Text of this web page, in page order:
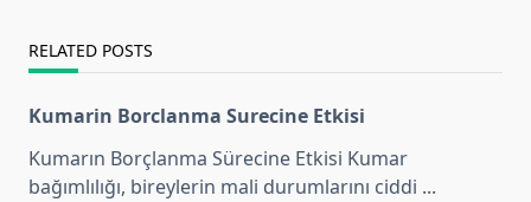
RELATED POSTS
Kumarin Borclanma Surecine Etkisi
Kumarın Borçlanma Sürecine Etkisi Kumar
bağımlılığı, bireylerin mali durumlarını ciddi ...